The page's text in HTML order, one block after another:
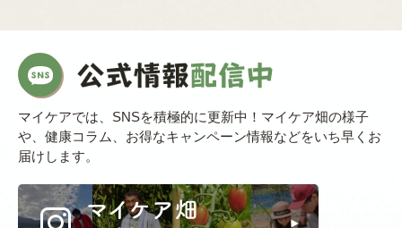
マイケアでは、SNSを積極的に更新中！マイケア畑の様子
や、健康コラム、お得なキャンペーン情報などをいち早くお
届けします。